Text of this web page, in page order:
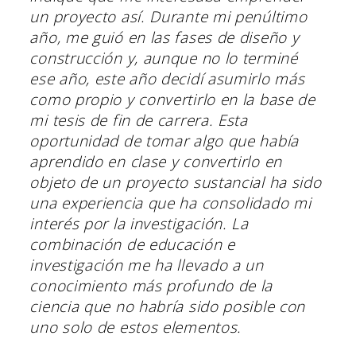
un proyecto así. Durante mi penúltimo
año, me guió en las fases de diseño y
construcción y, aunque no lo terminé
ese año, este año decidí asumirlo más
como propio y convertirlo en la base de
mi tesis de fin de carrera. Esta
oportunidad de tomar algo que había
aprendido en clase y convertirlo en
objeto de un proyecto sustancial ha sido
una experiencia que ha consolidado mi
interés por la investigación. La
combinación de educación e
investigación me ha llevado a un
conocimiento más profundo de la
ciencia que no habría sido posible con
uno solo de estos elementos.